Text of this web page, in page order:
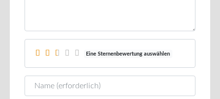
Eine Sternenbewertung auswählen
Name